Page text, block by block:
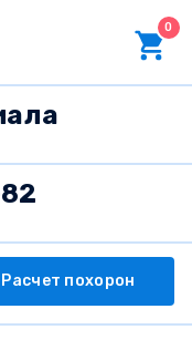
0
Расчет похорон